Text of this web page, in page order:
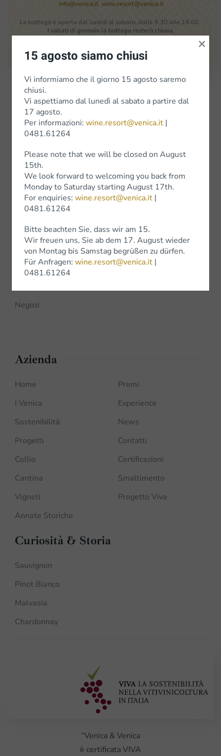
info@venica.it wine.resort@venica.it
La bottega è aperta dal lunedì al sabato, dalle 9.30 alle 18.00.
I sabati di gennaio la bottega resterà chiusa.
Google Maps
Vini
Vini bianchi
Vini Rossi
Wine Experience
Shop
Shop Online
Negozi
Azienda
Home
I Venica
Sostenibilità
Progetti
Collio
Cantina
Vigneti
Annate Storiche
Premi
Experience
News
Contatti
Certificazioni
Smaltimento
Progetto Viva
Curiosità & Storia
Sauvignon
Pinot Bianco
Malvasia
Chardonnay
“Venica & Venica
è certificata VIVA
15 agosto siamo chiusi
Vi informiamo che il giorno 15 agosto saremo
chiusi.
Vi aspettiamo dal lunedì al sabato a partire dal
17 agosto.
Per informazioni: wine.resort@venica.it |
0481.61264
Please note that we will be closed on August
15th.
We look forward to welcoming you back from
Monday to Saturday starting August 17th.
For enquiries: wine.resort@venica.it |
0481.61264
Bitte beachten Sie, dass wir am 15.
Wir freuen uns, Sie ab dem 17. August wieder
von Montag bis Samstag begrüßen zu dürfen.
Für Anfragen: wine.resort@venica.it |
0481.61264
×